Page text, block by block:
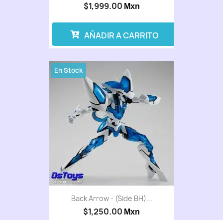
$1,999.00 Mxn
AÑADIR A CARRITO
Back Arrow - (Side BH)...
$1,250.00 Mxn
En Stock